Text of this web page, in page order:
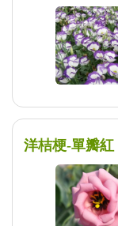
洋桔梗-單瓣紅